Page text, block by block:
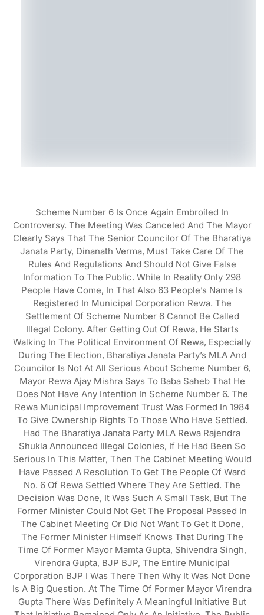
Scheme Number 6 Is Once Again Embroiled In
Controversy. The Meeting Was Canceled And The Mayor
Clearly Says That The Senior Councilor Of The Bharatiya
Janata Party, Dinanath Verma, Must Take Care Of The
Rules And Regulations And Should Not Give False
Information To The Public. While In Reality Only 298
People Have Come, In That Also 63 People’s Name Is
Registered In Municipal Corporation Rewa. The
Settlement Of Scheme Number 6 Cannot Be Called
Illegal Colony. After Getting Out Of Rewa, He Starts
Walking In The Political Environment Of Rewa, Especially
During The Election, Bharatiya Janata Party’s MLA And
Councilor Is Not At All Serious About Scheme Number 6,
Mayor Rewa Ajay Mishra Says To Baba Saheb That He
Does Not Have Any Intention In Scheme Number 6. The
Rewa Municipal Improvement Trust Was Formed In 1984
To Give Ownership Rights To Those Who Have Settled.
Had The Bharatiya Janata Party MLA Rewa Rajendra
Shukla Announced Illegal Colonies, If He Had Been So
Serious In This Matter, Then The Cabinet Meeting Would
Have Passed A Resolution To Get The People Of Ward
No. 6 Of Rewa Settled Where They Are Settled. The
Decision Was Done, It Was Such A Small Task, But The
Former Minister Could Not Get The Proposal Passed In
The Cabinet Meeting Or Did Not Want To Get It Done,
The Former Minister Himself Knows That During The
Time Of Former Mayor Mamta Gupta, Shivendra Singh,
Virendra Gupta, BJP BJP, The Entire Municipal
Corporation BJP I Was There Then Why It Was Not Done
Is A Big Question. At The Time Of Former Mayor Virendra
Gupta There Was Definitely A Meaningful Initiative But